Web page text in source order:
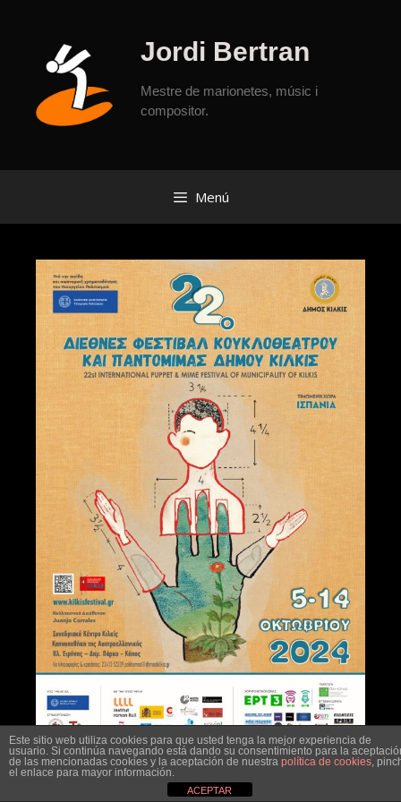
Jordi Bertran
Mestre de marionetes, músic i
compositor.
Menú
Este sitio web utiliza cookies para que usted tenga la mejor experiencia de
usuario. Si continúa navegando está dando su consentimiento para la
de las mencionadas cookies y la aceptación de nuestra política de cookies,
el enlace para mayor información.
ACEPTAR